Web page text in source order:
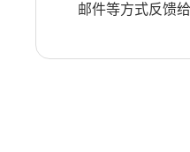
邮件等方式反馈